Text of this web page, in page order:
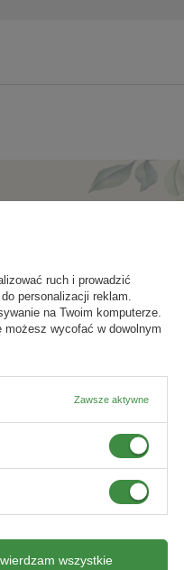
ruch i prowadzić
personalizacji reklam.
na Twoim komputerze.
możesz wycofać w dowolnym
Zawsze aktywne
wszystkie